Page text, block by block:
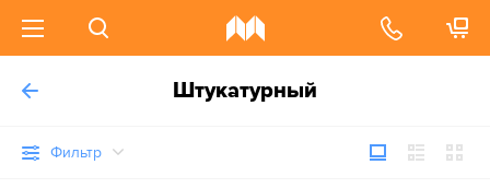
Штукатурный
Фильтр